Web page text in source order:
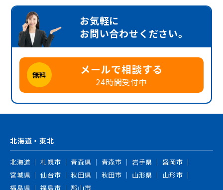
お気軽に
お問い合わせください。
無料 メールで相談する
24時間受付中
北海道・東北
北海道 札幌市 青森県 青森市 岩手県
盛岡市
宮城県
仙台市 秋田県 秋田市 山形県
山形市
福島県
福島市 郡山市